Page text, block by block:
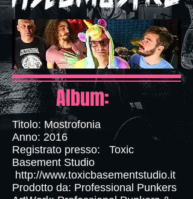
Album:
Titolo: Mostrofonia
Anno: 2016
Registrato presso: Toxic
Basement Studio
http://www.toxicbasementstudio.it
Prodotto da: Professional Punkers